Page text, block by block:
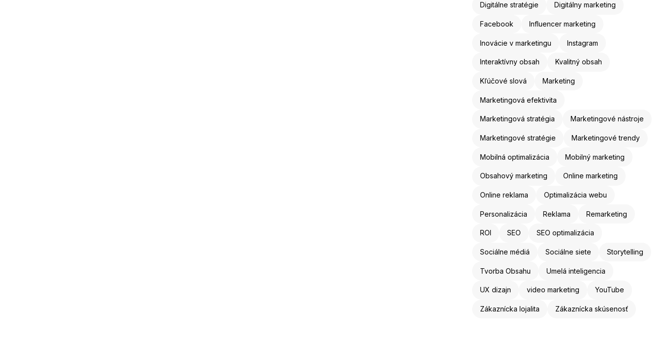
Digitálne stratégie Digitálny marketing
Facebook Influencer marketing
Inovácie v marketingu Instagram
Interaktívny obsah Kvalitný obsah
Kľúčové slová Marketing
Marketingová efektivita
Marketingová stratégia Marketingové nástroje
Marketingové stratégie Marketingové trendy
Mobilná optimalizácia Mobilný marketing
Obsahový marketing Online marketing
Online reklama Optimalizácia webu
Personalizácia Reklama Remarketing
ROI SEO SEO optimalizácia
Sociálne médiá Sociálne siete Storytelling
Tvorba Obsahu Umelá inteligencia
UX dizajn video marketing YouTube
Zákaznícka lojalita Zákaznícka skúsenosť